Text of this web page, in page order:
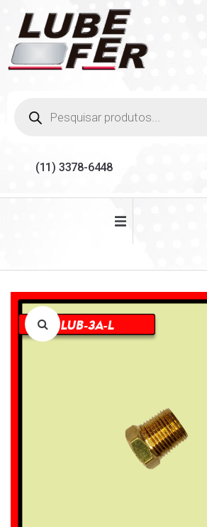
(11) 3378-6448
LOJA